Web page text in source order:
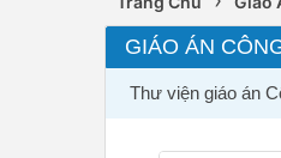
GIÁO ÁN
Thư viện giáo án